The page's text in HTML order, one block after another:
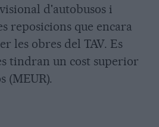
d'autobusos i
reposicions que encara
les obres del TAV. Es
tindran un cost superior
(MEUR).